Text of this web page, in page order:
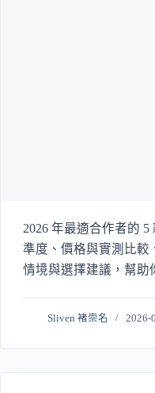
2026 年最適合作者的
準度、價格與實測比較
情境與選擇建議，幫助
Sliven 褚崇名 2026-